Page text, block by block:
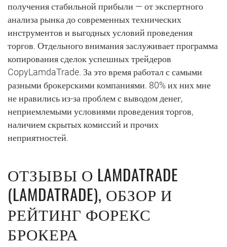
получения стабильной прибыли — от экспертного
анализа рынка до современных технических
инструментов и выгодных условий проведения
торгов. Отдельного внимания заслуживает программа
копирования сделок успешных трейдеров
CopyLamdaTrade. За это время работал с самыми
разными брокерскими компаниями. 80% их них мне
не нравились из-за проблем с выводом денег,
неприемлемыми условиями проведения торгов,
наличием скрытых комиссий и прочих
неприятностей.
ОТЗЫВЫ О LAMDATRADE
(LAMDATRADE), ОБЗОР И
РЕЙТИНГ ФОРЕКС
БРОКЕРА